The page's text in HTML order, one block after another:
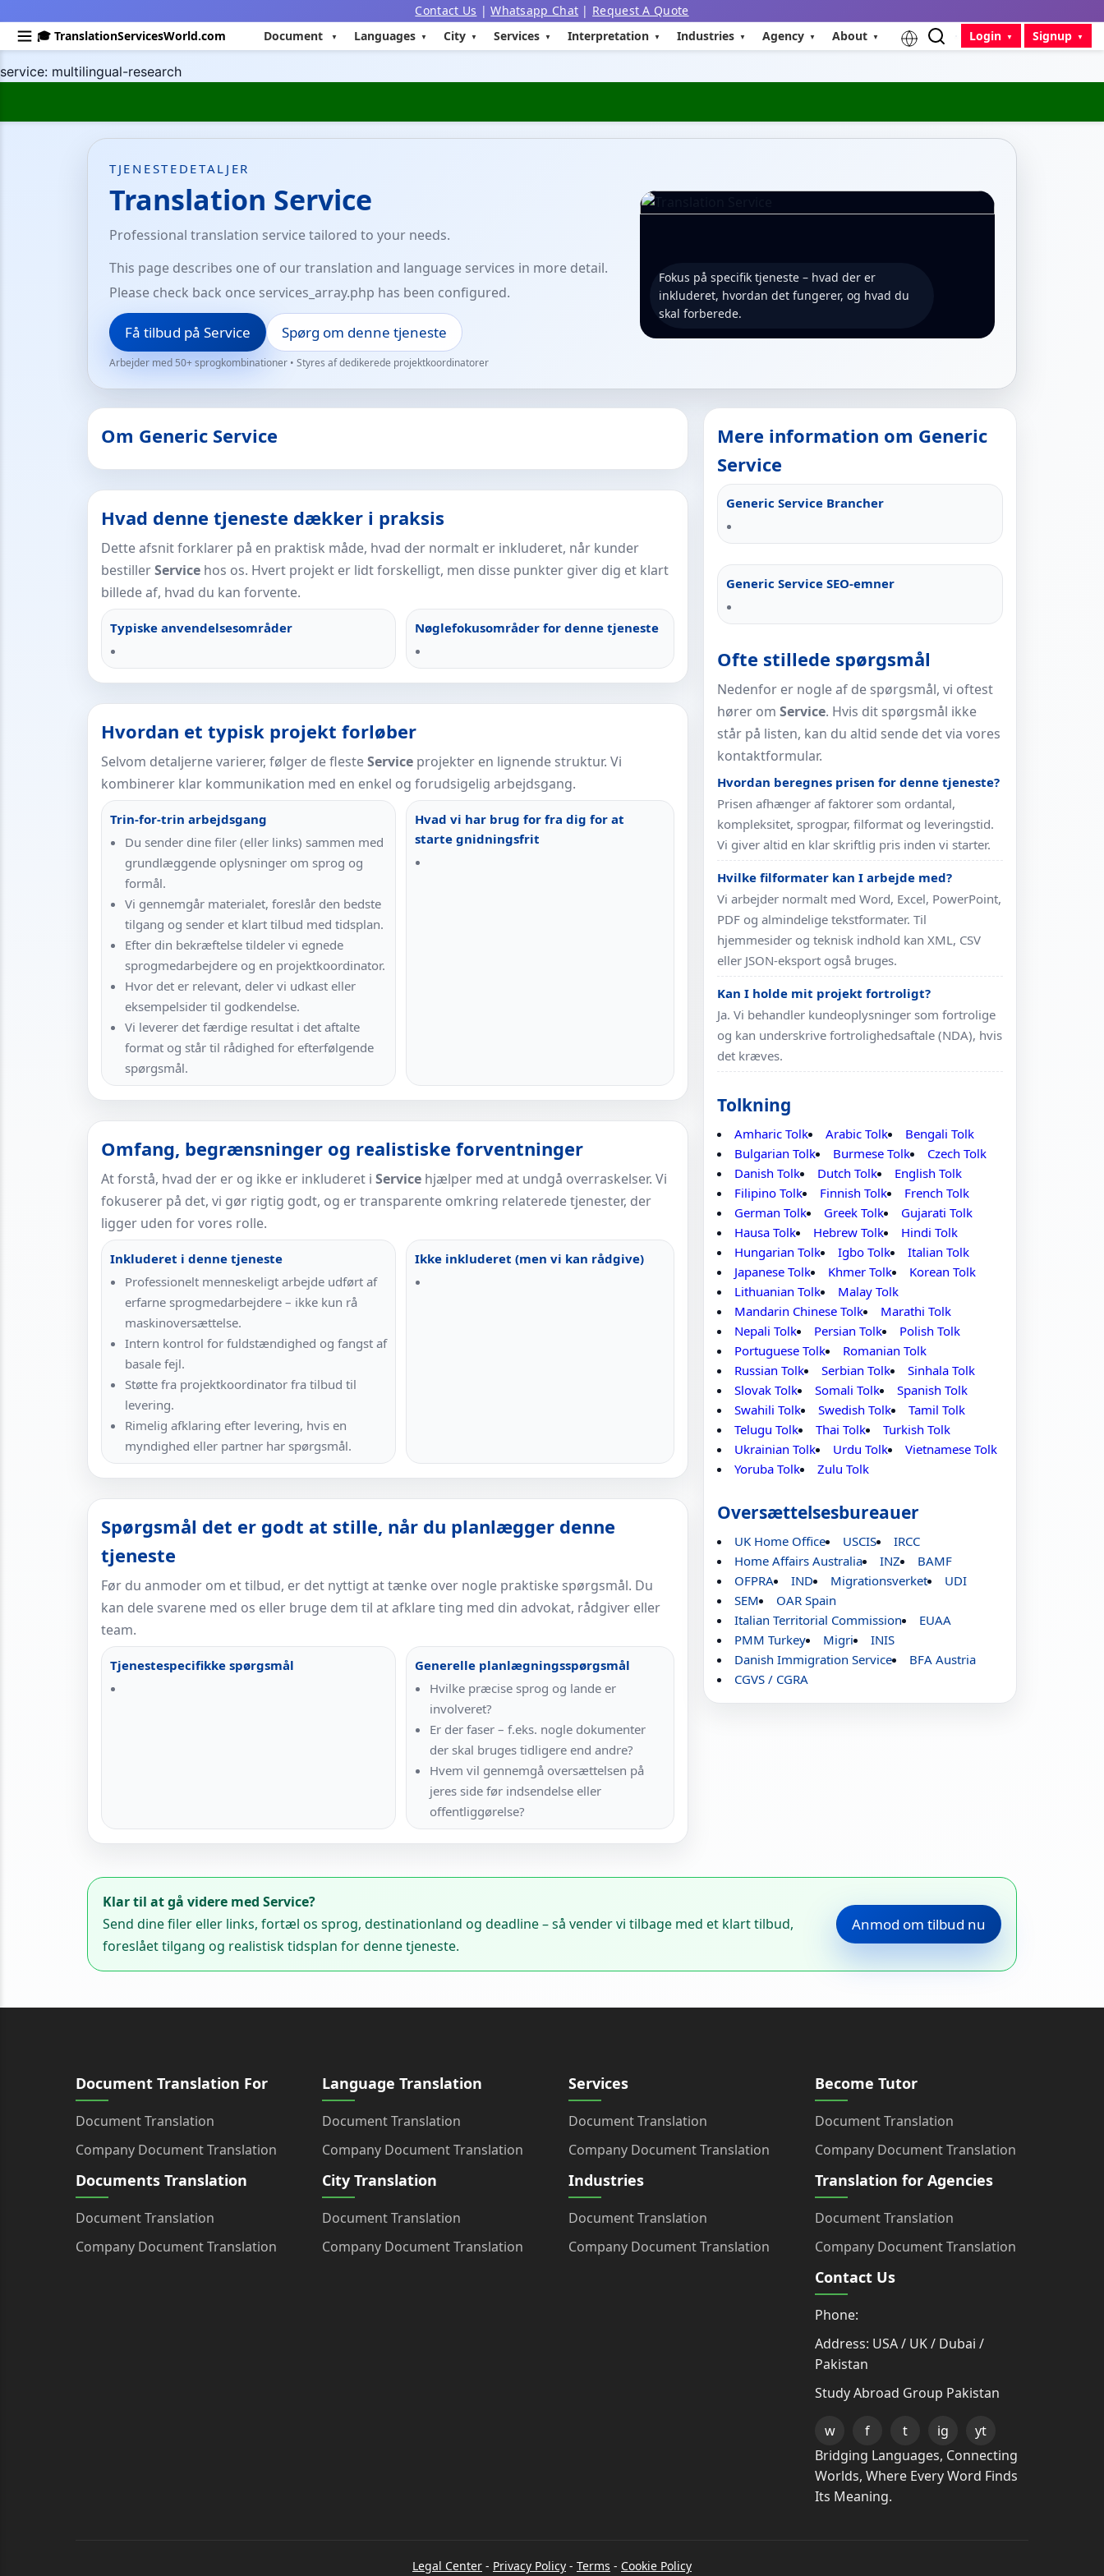
service: multilingual-research
Contact Us |Whatsapp Chat | Request A Quote
🎓 TranslationServicesWorld.com
Document Languages City Services Interpretation Industries Agency About Login Signup
TJENESTEDETALJER
Translation Service
Professional translation service tailored to your needs.
This page describes one of our translation and language services in more detail.
Please check back once services_array.php has been configured.
Få tilbud på Service Spørg om denne tjeneste
Arbejder med 50+ sprogkombinationer • Styres af dedikerede projektkoordinatorer
Fokus på specifik tjeneste – hvad der er
inkluderet, hvordan det fungerer, og hvad du
skal forberede.
Om Generic Service
Hvad denne tjeneste dækker i praksis
Dette afsnit forklarer på en praktisk måde, hvad der normalt er inkluderet, når kunder
bestillerService hos os. Hvert projekt er lidt forskelligt, men disse punkter giver dig et klart
billede af, hvad du kan forvente.
Typiske anvendelsesområder Nøglefokusområder for denne tjeneste
Hvordan et typisk projekt forløber
Selvom detaljerne varierer, følger de flesteService projekter en lignende struktur. Vi
kombinerer klar kommunikation med en enkel og forudsigelig arbejdsgang.
Trin-for-trin arbejdsgang
Du sender dine filer (eller links) sammen med
grundlæggende oplysninger om sprog og
formål.
Vi gennemgår materialet, foreslår den bedste
tilgang og sender et klart tilbud med tidsplan.
Efter din bekræftelse tildeler vi egnede
sprogmedarbejdere og en projektkoordinator.
Hvor det er relevant, deler vi udkast eller
eksempelsider til godkendelse.
Vi leverer det færdige resultat i det aftalte
format og står til rådighed for efterfølgende
spørgsmål.
Hvad vi har brug for fra dig for at
starte gnidningsfrit
Omfang, begrænsninger og realistiske forventninger
At forstå, hvad der er og ikke er inkluderet i Service hjælper med at undgå overraskelser. Vi
fokuserer på det, vi gør rigtig godt, og er transparente omkring relaterede tjenester, der
ligger uden for vores rolle.
Inkluderet i denne tjeneste
Professionelt menneskeligt arbejde udført af
erfarne sprogmedarbejdere – ikke kun rå
maskinoversættelse.
Intern kontrol for fuldstændighed og fangst af
basale fejl.
Støtte fra projektkoordinator fra tilbud til
levering.
Rimelig afklaring efter levering, hvis en
myndighed eller partner har spørgsmål.
Ikke inkluderet (men vi kan rådgive)
Spørgsmål det er godt at stille, når du planlægger denne
tjeneste
Før du anmoder om et tilbud, er det nyttigt at tænke over nogle praktiske spørgsmål. Du
kan dele svarene med os eller bruge dem til at afklare ting med din advokat, rådgiver eller
team.
Tjenestespecifikke spørgsmål
Generelle planlægningsspørgsmål
Hvilke præcise sprog og lande er
involveret?
Er der faser – f.eks. nogle dokumenter
der skal bruges tidligere end andre?
Hvem vil gennemgå oversættelsen på
jeres side før indsendelse eller
offentliggørelse?
Mere information om Generic
Service
Generic Service Brancher
Generic Service SEO-emner
Ofte stillede spørgsmål
Nedenfor er nogle af de spørgsmål, vi oftest
hører omService. Hvis dit spørgsmål ikke
står på listen, kan du altid sende det via vores
kontaktformular.
Hvordan beregnes prisen for denne tjeneste?
Prisen afhænger af faktorer som ordantal,
kompleksitet, sprogpar, filformat og leveringstid.
Vi giver altid en klar skriftlig pris inden vi starter.
Hvilke filformater kan I arbejde med?
Vi arbejder normalt med Word, Excel, PowerPoint,
PDF og almindelige tekstformater. Til
hjemmesider og teknisk indhold kan XML, CSV
eller JSON-eksport også bruges.
Kan I holde mit projekt fortroligt?
Ja. Vi behandler kundeoplysninger som fortrolige
og kan underskrive fortrolighedsaftale (NDA), hvis
det kræves.
Tolkning
Amharic Tolk Arabic Tolk
Bengali Tolk
Bulgarian Tolk
Burmese Tolk
Czech Tolk
Danish Tolk
Dutch Tolk
English Tolk
Filipino Tolk
Finnish Tolk
French Tolk
German Tolk
Greek Tolk
Gujarati Tolk
Hausa Tolk
Hebrew Tolk
Hindi Tolk
Hungarian Tolk
Igbo Tolk
Italian Tolk
Japanese Tolk
Khmer Tolk
Korean Tolk
Lithuanian Tolk
Malay Tolk
Mandarin Chinese Tolk
Marathi Tolk
Nepali Tolk
Persian Tolk
Polish Tolk
Portuguese Tolk
Romanian Tolk
Russian Tolk
Serbian Tolk
Sinhala Tolk
Slovak Tolk
Somali Tolk
Spanish Tolk
Swahili Tolk
Swedish Tolk
Tamil Tolk
Telugu Tolk
Thai Tolk
Turkish Tolk
Ukrainian Tolk
Urdu Tolk
Vietnamese Tolk
Yoruba Tolk
Zulu Tolk
Oversættelsesbureauer
UK Home Office USCIS
IRCC
Home Affairs Australia
INZ
BAMF
OFPRA
IND Migrationsverket
UDI
SEM
OAR Spain
Italian Territorial Commission
EUAA
PMM Turkey
Migri
INIS
Danish Immigration Service
BFA Austria
CGVS / CGRA
Klar til at gå videre med Service?
Send dine filer eller links, fortæl os sprog, destinationland og deadline – så vender vi tilbage med et klart tilbud,
foreslået tilgang og realistisk tidsplan for denne tjeneste.
Anmod om tilbud nu
Document Translation For
Document Translation
Company Document Translation
Documents Translation
Document Translation
Company Document Translation
Language Translation
Document Translation
Company Document Translation
City Translation
Document Translation
Company Document Translation
Services
Document Translation
Company Document Translation
Industries
Document Translation
Company Document Translation
Become Tutor
Document Translation
Company Document Translation
Translation for Agencies
Document Translation
Company Document Translation
Contact Us
Phone:
Address: USA / UK / Dubai /
Pakistan
Study Abroad Group Pakistan
w f t ig
yt
Bridging Languages, Connecting
Worlds, Where Every Word Finds
Its Meaning.
Legal Center - Privacy Policy - Terms - Cookie Policy